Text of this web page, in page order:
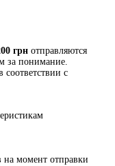
грн отправляются
за понимание.
соответствии с
на момент отправки